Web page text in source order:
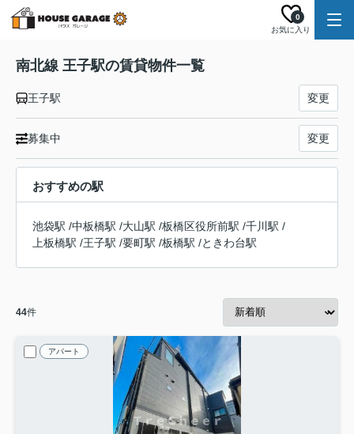
お気に入り
0
南北線 王子駅の賃貸物件一覧
王子駅 変更
募集中 変更
おすすめの駅
池袋駅 /中板橋駅 /大山駅 /板橋区役所前駅 /千川駅 /
上板橋駅 /王子駅 /要町駅 /板橋駅 /ときわ台駅
44件
アパート